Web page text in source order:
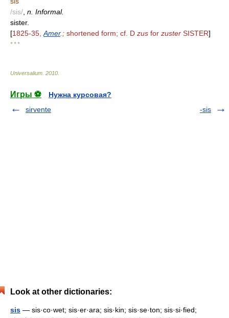
/sis/ n. Informal.
sister.
[1825-35, Amer.; shortened form; cf. D zus for zuster SISTER]
* * *
Universalium 2010
Игры ⚽
Нужна курсовая?
sirvente
-sis
Look at other dictionaries:
sis — sis·co·wet; sis·er·ara; sis·kin; sis·se·ton; sis·si·fied;